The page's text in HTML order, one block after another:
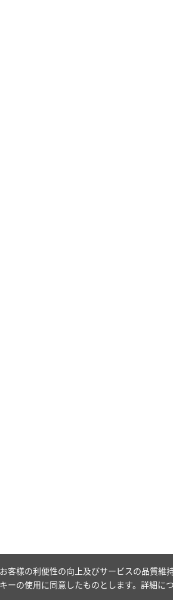
客様の利便性の向上及びサービスの品質
ーの使用に同意したものとします。詳細